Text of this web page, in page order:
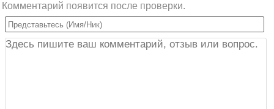
Комментарий появится после проверки.